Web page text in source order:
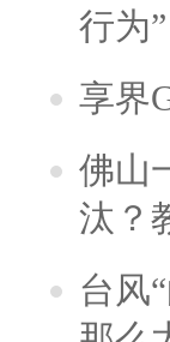
行为
享界
佛山
汰？
台风